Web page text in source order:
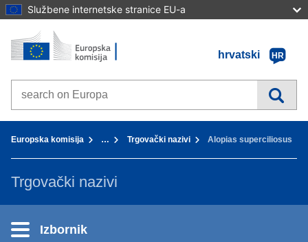
Službene internetske stranice EU-a
Idi na sadržaj
Početna stranica - Europska komisija
hrvatski
HR
Search on Europa websites
Europska komisija … Trgovački nazivi Alopias superciliosus
Trgovački nazivi
Izbornik